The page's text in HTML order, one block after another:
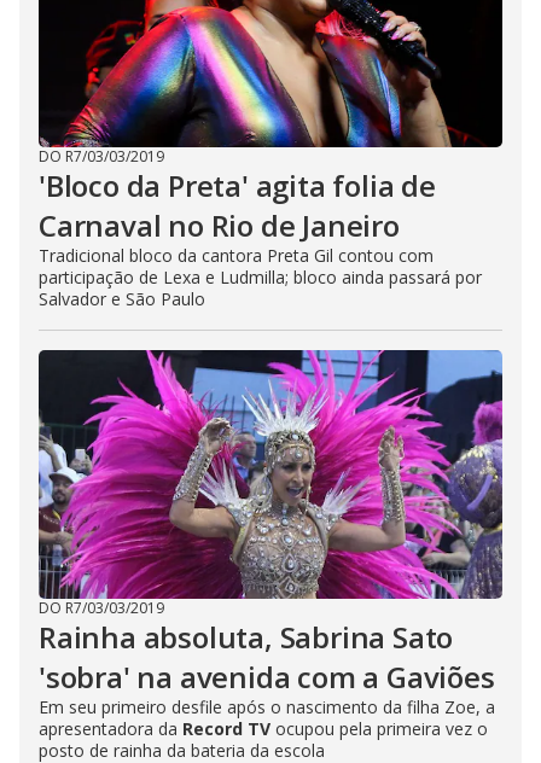
DO R7/03/03/2019
'Bloco da Preta' agita folia de
Carnaval no Rio de Janeiro
Tradicional bloco da cantora Preta Gil contou com
participação de Lexa e Ludmilla; bloco ainda passará por
Salvador e São Paulo
DO R7/03/03/2019
Rainha absoluta, Sabrina Sato
'sobra' na avenida com a Gaviões
Em seu primeiro desfile após o nascimento da filha Zoe, a
apresentadora da Record TV ocupou pela primeira vez o
posto de rainha da bateria da escola